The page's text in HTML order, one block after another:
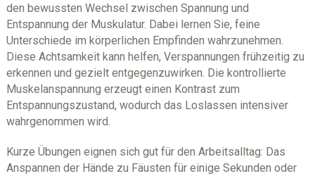
den bewussten Wechsel zwischen Spannung und
Entspannung der Muskulatur. Dabei lernen Sie, feine
Unterschiede im körperlichen Empfinden wahrzunehmen.
Diese Achtsamkeit kann helfen, Verspannungen frühzeitig zu
erkennen und gezielt entgegenzuwirken. Die kontrollierte
Muskelanspannung erzeugt einen Kontrast zum
Entspannungszustand, wodurch das Loslassen intensiver
wahrgenommen wird.
Kurze Übungen eignen sich gut für den Arbeitsalltag: Das
Anspannen der Hände zu Fäusten für einige Sekunden oder